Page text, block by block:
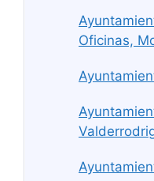
Oficinas,